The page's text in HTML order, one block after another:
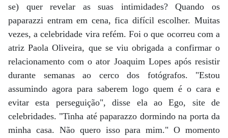
se) quer revelar as suas intimidades? Quando os
paparazzi entram em cena, fica difícil escolher. Muitas
vezes, a celebridade vira refém. Foi o que ocorreu com a
atriz Paola Oliveira, que se viu obrigada a confirmar o
relacionamento com o ator Joaquim Lopes após resistir
durante semanas ao cerco dos fotógrafos. "Estou
assumindo agora para saberem logo quem é o cara e
evitar esta perseguição", disse ela ao Ego, site de
celebridades. "Tinha até paparazzo dormindo na porta da
minha casa. Não quero isso para mim." O momento